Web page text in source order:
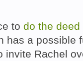
to do the deed
has a possible
invite Rachel